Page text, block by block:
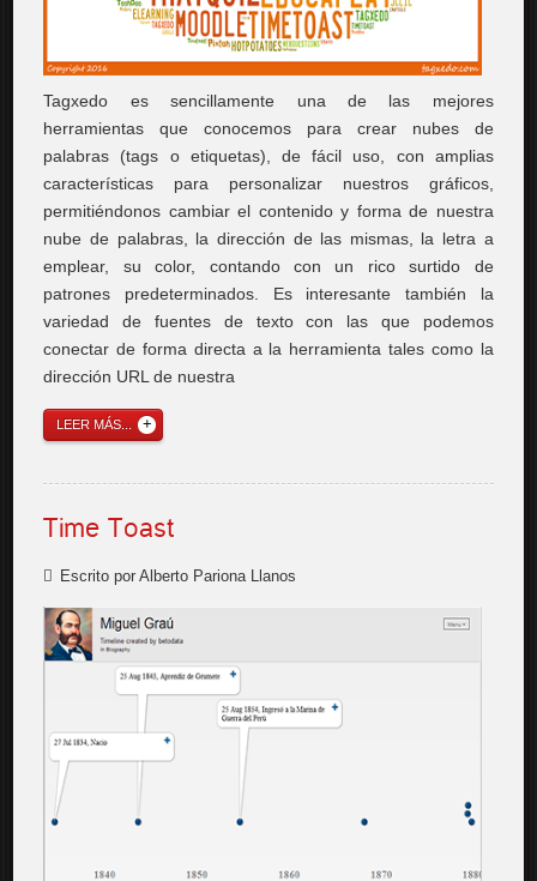
Tagxedo es sencillamente una de las mejores
herramientas que conocemos para crear nubes de
palabras (tags o etiquetas), de fácil uso, con amplias
características para personalizar nuestros gráficos,
permitiéndonos cambiar el contenido y forma de nuestra
nube de palabras, la dirección de las mismas, la letra a
emplear, su color, contando con un rico surtido de
patrones predeterminados. Es interesante también la
variedad de fuentes de texto con las que podemos
conectar de forma directa a la herramienta tales como la
dirección URL de nuestra
LEER MÁS...
Time Toast
Escrito por Alberto Pariona Llanos